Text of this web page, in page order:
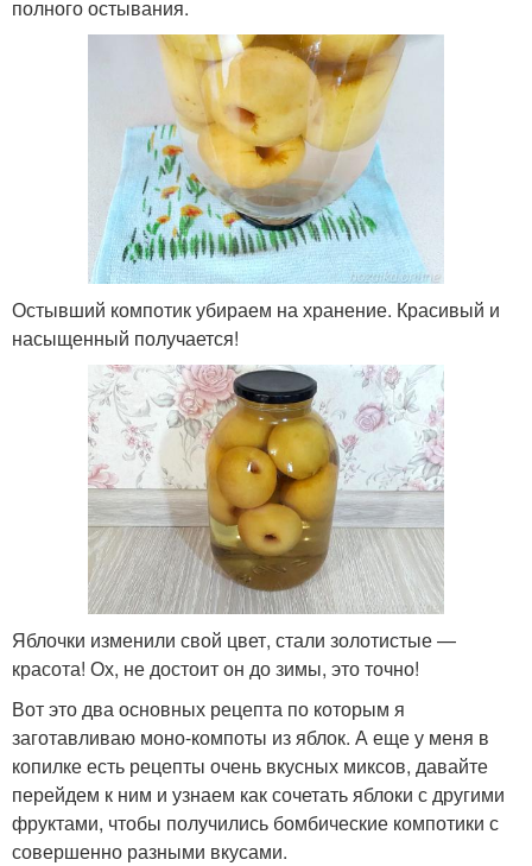
полного остывания.
Остывший компотик убираем на хранение. Красивый и
насыщенный получается!
Яблочки изменили свой цвет, стали золотистые —
красота! Ох, не достоит он до зимы, это точно!
Вот это два основных рецепта по которым я
заготавливаю моно-компоты из яблок. А еще у меня в
копилке есть рецепты очень вкусных миксов, давайте
перейдем к ним и узнаем как сочетать яблоки с другими
фруктами, чтобы получились бомбические компотики с
совершенно разными вкусами.